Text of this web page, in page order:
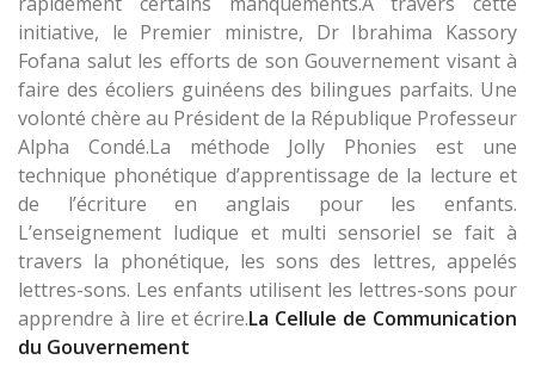
initiative, le Premier ministre, Dr Ibrahima Kassory
Fofana salut les efforts de son Gouvernement visant à
faire des écoliers guinéens des bilingues parfaits. Une
volonté chère au Président de la République Professeur
Alpha Condé.La méthode Jolly Phonies est une
technique phonétique d’apprentissage de la lecture et
de l’écriture en anglais pour les enfants.
L’enseignement ludique et multi sensoriel se fait à
travers la phonétique, les sons des lettres, appelés
lettres-sons. Les enfants utilisent les lettres-sons pour
apprendre à lire et écrire.La Cellule de Communication
du Gouvernement